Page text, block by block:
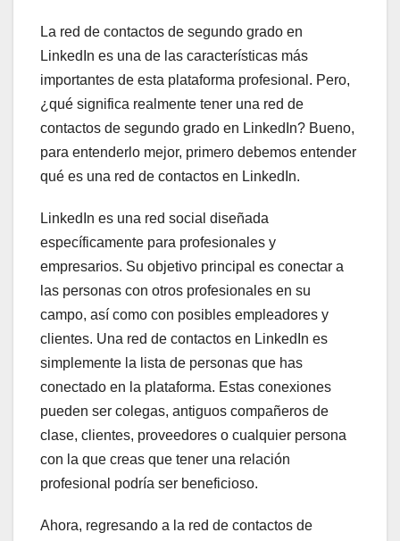
La red de contactos de segundo grado en
LinkedIn es una de las características más
importantes de esta plataforma profesional. Pero,
¿qué significa realmente tener una red de
contactos de segundo grado en LinkedIn? Bueno,
para entenderlo mejor, primero debemos entender
qué es una red de contactos en LinkedIn.
LinkedIn es una red social diseñada
específicamente para profesionales y
empresarios. Su objetivo principal es conectar a
las personas con otros profesionales en su
campo, así como con posibles empleadores y
clientes. Una red de contactos en LinkedIn es
simplemente la lista de personas que has
conectado en la plataforma. Estas conexiones
pueden ser colegas, antiguos compañeros de
clase, clientes, proveedores o cualquier persona
con la que creas que tener una relación
profesional podría ser beneficioso.
Ahora, regresando a la red de contactos de